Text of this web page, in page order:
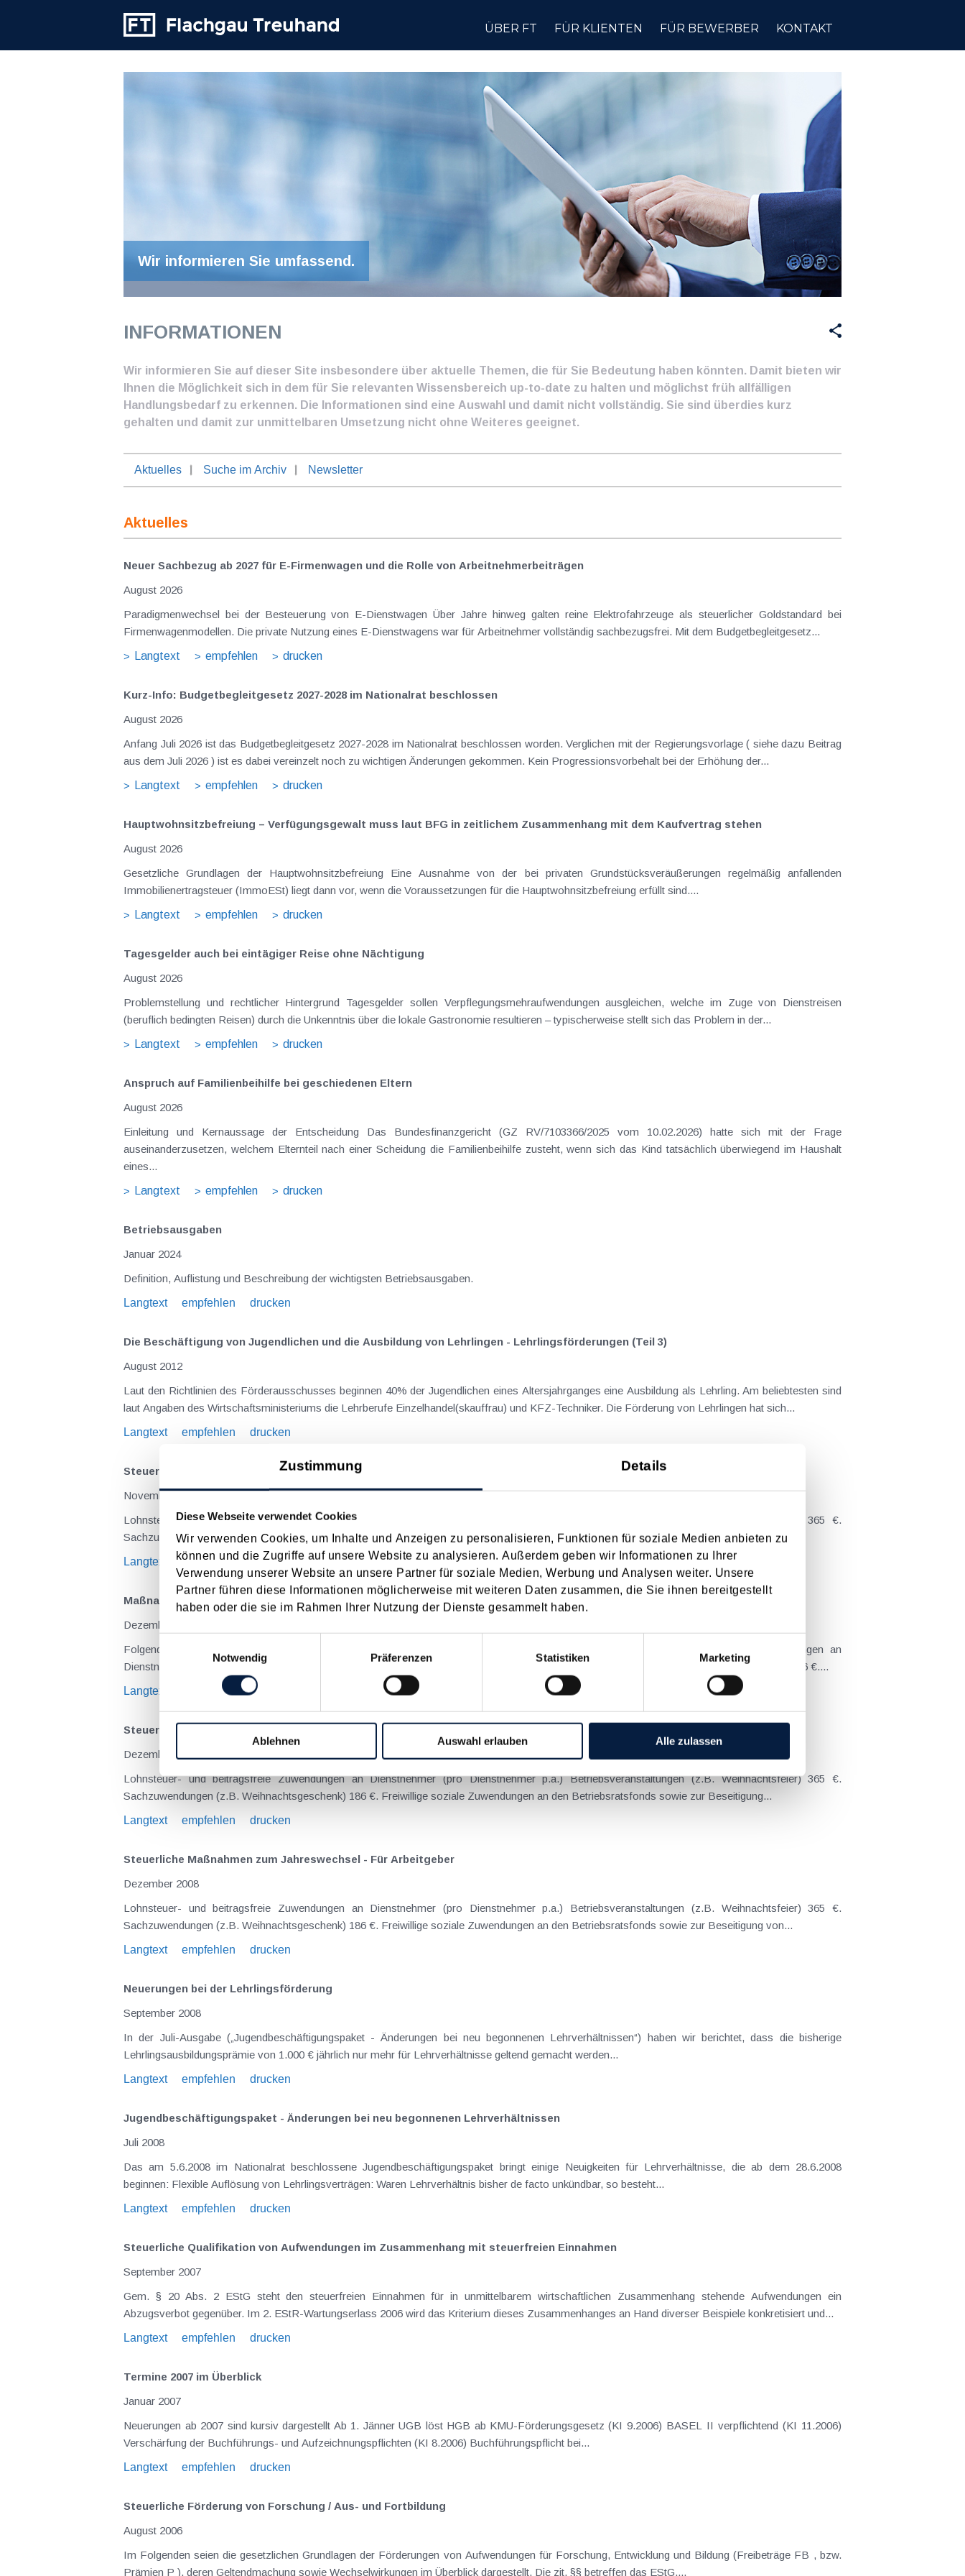
Zustimmung Details
Diese Webseite verwendet Cookies
Wir verwenden Cookies, um Inhalte und Anzeigen zu personalisieren, Funktionen für soziale Medien anbieten zu
können und die Zugriffe auf unsere Website zu analysieren. Außerdem geben wir Informationen zu Ihrer
Verwendung unserer Website an unsere Partner für soziale Medien, Werbung und Analysen weiter. Unsere
Partner führen diese Informationen möglicherweise mit weiteren Daten zusammen, die Sie ihnen bereitgestellt
haben oder die sie im Rahmen Ihrer Nutzung der Dienste gesammelt haben.
Notwendig
Präferenzen Statistiken Marketing
Ablehnen Auswahl erlauben Alle zulassen
ÜBER FT FÜR KLIENTEN FÜR BEWERBER KONTAKT
Wir informieren Sie umfassend.
INFORMATIONEN
Wir informieren Sie auf dieser Site insbesondere über aktuelle Themen, die für Sie Bedeutung haben könnten. Damit bieten wir
Ihnen die Möglichkeit sich in dem für Sie relevanten Wissensbereich up-to-date zu halten und möglichst früh allfälligen
Handlungsbedarf zu erkennen. Die Informationen sind eine Auswahl und damit nicht vollständig. Sie sind überdies kurz
gehalten und damit zur unmittelbaren Umsetzung nicht ohne Weiteres geeignet.
Aktuelles Suche im Archiv Newsletter
Aktuelles
Neuer Sachbezug ab 2027 für E-Firmenwagen und die Rolle von Arbeitnehmer​­beiträgen
August 2026
Paradigmenwechsel bei der Besteuerung von E-Dienstwagen Über Jahre hinweg galten reine Elektrofahrzeuge als steuerlicher Goldstandard bei
Firmenwagenmodellen. Die private Nutzung eines E-Dienstwagens war für Arbeitnehmer vollständig sachbezugsfrei. Mit dem Budgetbegleitgesetz...
Langtext
empfehlen drucken
Kurz-Info: Budgetbegleitgesetz 2027-2028 im Nationalrat beschlossen
August 2026
Anfang Juli 2026 ist das Budgetbegleitgesetz 2027-2028 im Nationalrat beschlossen worden. Verglichen mit der Regierungsvorlage ( siehe dazu Beitrag
aus dem Juli 2026 ) ist es dabei vereinzelt noch zu wichtigen Änderungen gekommen. Kein Progressionsvorbehalt bei der Erhöhung der...
Langtext
empfehlen drucken
Hauptwohnsitz​­befreiung – Verfügungsgewalt muss laut BFG in zeitlichem Zusammenhang mit dem Kaufvertrag stehen
August 2026
Gesetzliche Grundlagen der Hauptwohnsitzbefreiung Eine Ausnahme von der bei privaten Grundstücksveräußerungen regelmäßig anfallenden
Immobilienertragsteuer (ImmoESt) liegt dann vor, wenn die Voraussetzungen für die Hauptwohnsitzbefreiung erfüllt sind....
Langtext
empfehlen drucken
Tagesgelder auch bei eintägiger Reise ohne Nächtigung
August 2026
Problemstellung und rechtlicher Hintergrund Tagesgelder sollen Verpflegungsmehraufwendungen ausgleichen, welche im Zuge von Dienstreisen
(beruflich bedingten Reisen) durch die Unkenntnis über die lokale Gastronomie resultieren – typischerweise stellt sich das Problem in der...
Langtext
empfehlen drucken
Anspruch auf Familienbeihilfe bei geschiedenen Eltern
August 2026
Einleitung und Kernaussage der Entscheidung Das Bundesfinanzgericht (GZ RV/7103366/2025 vom 10.02.2026) hatte sich mit der Frage
auseinanderzusetzen, welchem Elternteil nach einer Scheidung die Familienbeihilfe zusteht, wenn sich das Kind tatsächlich überwiegend im Haushalt
eines...
Langtext
empfehlen drucken
Betriebsausgaben
Januar 2024
Definition, Auflistung und Beschreibung der wichtigsten Betriebsausgaben.
Langtext
empfehlen drucken
Die Beschäftigung von Jugendlichen und die Ausbildung von Lehrlingen - Lehrlingsförderungen (Teil 3)
August 2012
Laut den Richtlinien des Förderausschusses beginnen 40% der Jugendlichen eines Altersjahrganges eine Ausbildung als Lehrling. Am beliebtesten sind
laut Angaben des Wirtschaftsministeriums die Lehrberufe Einzelhandel(skauffrau) und KFZ-Techniker. Die Förderung von Lehrlingen hat sich...
Langtext
empfehlen drucken
Steuerliche Maßnahmen zum Jahreswechsel - Für Arbeitgeber
November 2011
Lohnsteuer- und beitragsfreie Zuwendungen an Dienstnehmer (pro Dienstnehmer p.a.) Betriebsveranstaltungen (z.B. Weihnachtsfeier) 365 €.
Sachzuwendungen (z.B. Weihnachtsgeschenk) 186 €. Freiwillige soziale Zuwendungen an den Betriebsratsfonds sowie zur Beseitigung...
Langtext
empfehlen drucken
Maßnahmen vor Jahresende 2010 - Für Arbeitgeber
Dezember 2010
Folgende Zuwendungen an Dienstnehmer sind lohnsteuer- und sozialversicherungsbeitragsfrei Lohnsteuer- und beitragsfreie Zuwendungen an
Dienstnehmer (pro Dienstnehmer p.a.) Betriebsveranstaltungen (z.B. Weihnachtsfeier) 365 €. Sachzuwendungen (z.B. Weihnachtsgeschenk) 186 €....
Langtext
empfehlen drucken
Steuerliche Maßnahmen zum Jahresende - Für Arbeitgeber
Dezember 2009
Lohnsteuer- und beitragsfreie Zuwendungen an Dienstnehmer (pro Dienstnehmer p.a.) Betriebsveranstaltungen (z.B. Weihnachtsfeier) 365 €.
Sachzuwendungen (z.B. Weihnachtsgeschenk) 186 €. Freiwillige soziale Zuwendungen an den Betriebsratsfonds sowie zur Beseitigung...
Langtext
empfehlen drucken
Steuerliche Maßnahmen zum Jahreswechsel - Für Arbeitgeber
Dezember 2008
Lohnsteuer- und beitragsfreie Zuwendungen an Dienstnehmer (pro Dienstnehmer p.a.) Betriebsveranstaltungen (z.B. Weihnachtsfeier) 365 €.
Sachzuwendungen (z.B. Weihnachtsgeschenk) 186 €. Freiwillige soziale Zuwendungen an den Betriebsratsfonds sowie zur Beseitigung von...
Langtext
empfehlen drucken
Neuerungen bei der Lehrlingsförderung
September 2008
In der Juli-Ausgabe („Jugendbeschäftigungspaket - Änderungen bei neu begonnenen Lehrverhältnissen“) haben wir berichtet, dass die bisherige
Lehrlingsausbildungsprämie von 1.000 € jährlich nur mehr für Lehrverhältnisse geltend gemacht werden...
Langtext
empfehlen drucken
Jugendbeschäftigungspaket - Änderungen bei neu begonnenen Lehrverhältnissen
Juli 2008
Das am 5.6.2008 im Nationalrat beschlossene Jugendbeschäftigungspaket bringt einige Neuigkeiten für Lehrverhältnisse, die ab dem 28.6.2008
beginnen: Flexible Auflösung von Lehrlingsverträgen: Waren Lehrverhältnis bisher de facto unkündbar, so besteht...
Langtext
empfehlen drucken
Steuerliche Qualifikation von Aufwendungen im Zusammenhang mit steuerfreien Einnahmen
September 2007
Gem. § 20 Abs. 2 EStG steht den steuerfreien Einnahmen für in unmittelbarem wirtschaftlichen Zusammenhang stehende Aufwendungen ein
Abzugsverbot gegenüber. Im 2. EStR-Wartungserlass 2006 wird das Kriterium dieses Zusammenhanges an Hand diverser Beispiele konkretisiert und...
Langtext
empfehlen drucken
Termine 2007 im Überblick
Januar 2007
Neuerungen ab 2007 sind kursiv dargestellt Ab 1. Jänner UGB löst HGB ab KMU-Förderungsgesetz (KI 9.2006) BASEL II verpflichtend (KI 11.2006)
Verschärfung der Buchführungs- und Aufzeichnungspflichten (KI 8.2006) Buchführungspflicht bei...
Langtext
empfehlen drucken
Steuerliche Förderung von Forschung / Aus- und Fortbildung
August 2006
Im Folgenden seien die gesetzlichen Grundlagen der Förderungen von Aufwendungen für Forschung, Entwicklung und Bildung (Freibeträge FB , bzw.
Prämien P ), deren Geltendmachung sowie Wechselwirkungen im Überblick dargestellt. Die zit. §§ betreffen das EStG....